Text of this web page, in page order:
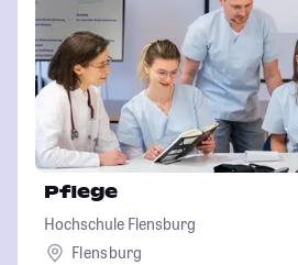
Pflege
Hochschule Flensburg
Flensburg